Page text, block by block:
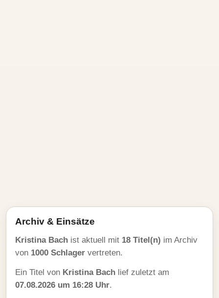
Archiv & Einsätze
Kristina Bach ist aktuell mit 18 Titel(n) im Archiv
von 1000 Schlager vertreten.
Ein Titel von Kristina Bach lief zuletzt am
07.08.2026 um 16:28 Uhr.